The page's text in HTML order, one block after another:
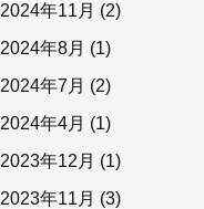
2024年11月 (2)
2024年8月 (1)
2024年7月 (2)
2024年4月 (1)
2023年12月 (1)
2023年11月 (3)